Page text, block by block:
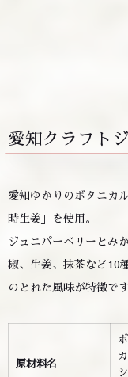
愛知クラフト
愛知ゆかりのボタニカ
時生姜」を使用。
ジュニパーベリーとみ
椒、生姜、抹茶など10
のとれた風味が特徴です
原材料名